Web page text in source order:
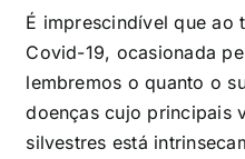
É imprescindível que ao
Covid-19, ocasionada
lembremos o quanto o
doenças cujo principais
silvestres está